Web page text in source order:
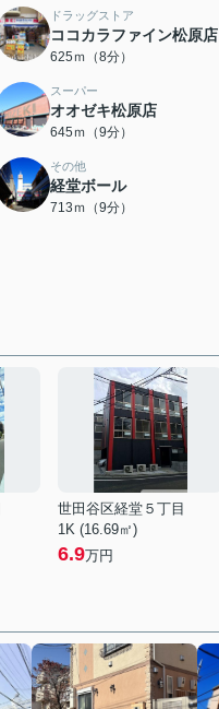
ドラッグストア
ココカラファイン松原店
625ｍ（8分）
スーパー
オオゼキ松原店
645ｍ（9分）
その他
経堂ボール
713ｍ（9分）
世田谷区経堂５丁目
1K (16.69㎡)
6.9万円